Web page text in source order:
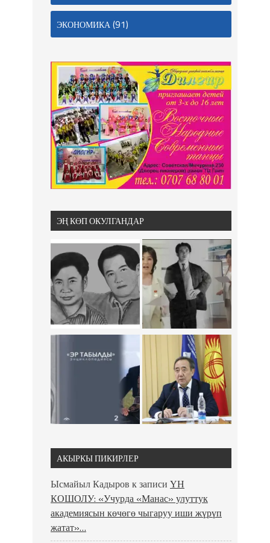
ЭКОНОМИКА(91)
ЭҢ КӨП ОКУЛГАНДАР
АКЫРКЫ ПИКИРЛЕР
Ысмайыл Кадыров к записи ҮН
КОШОЛУ: «Учурда «Манас» улуттук
академиясын көчөгө чыгаруу иши жүрүп
жатат»…